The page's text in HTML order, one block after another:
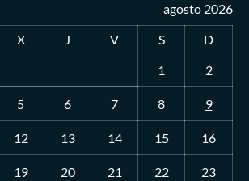
agosto 2026
X J V S
D
1
2
5 6 7 8 9
12 13 14 15 16
19 20 21 22 23